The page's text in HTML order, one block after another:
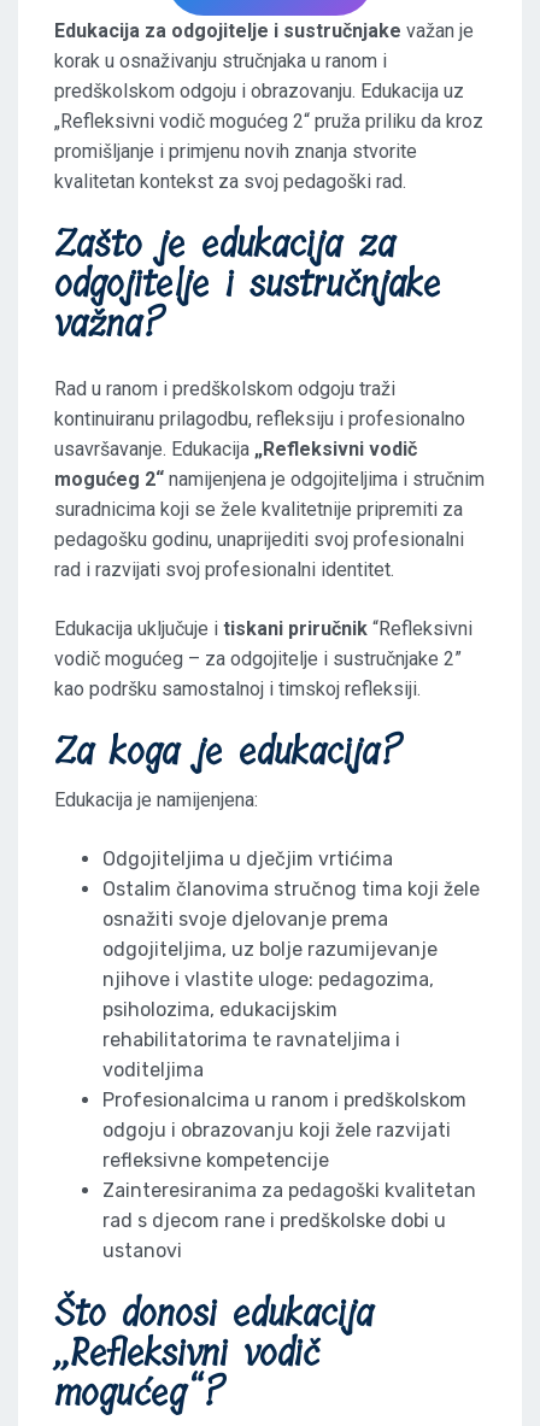
Edukacija za odgojitelje i sustručnjake važan je
korak u osnaživanju stručnjaka u ranom i
predškolskom odgoju i obrazovanju. Edukacija uz
„Refleksivni vodič mogućeg 2“ pruža priliku da kroz
promišljanje i primjenu novih znanja stvorite
kvalitetan kontekst za svoj pedagoški rad.
Zašto je edukacija za
odgojitelje i sustručnjake
važna?
Rad u ranom i predškolskom odgoju traži
kontinuiranu prilagodbu, refleksiju i profesionalno
usavršavanje. Edukacija „Refleksivni vodič
mogućeg 2“ namijenjena je odgojiteljima i stručnim
suradnicima koji se žele kvalitetnije pripremiti za
pedagošku godinu, unaprijediti svoj profesionalni
rad i razvijati svoj profesionalni identitet.
Edukacija uključuje i tiskani priručnik “Refleksivni
vodič mogućeg – za odgojitelje i sustručnjake 2”
kao podršku samostalnoj i timskoj refleksiji.
Za koga je edukacija?
Edukacija je namijenjena:
Odgojiteljima u dječjim vrtićima
Ostalim članovima stručnog tima koji žele
osnažiti svoje djelovanje prema
odgojiteljima, uz bolje razumijevanje
njihove i vlastite uloge: pedagozima,
psiholozima, edukacijskim
rehabilitatorima te ravnateljima i
voditeljima
Profesionalcima u ranom i predškolskom
odgoju i obrazovanju koji žele razvijati
refleksivne kompetencije
Zainteresiranima za pedagoški kvalitetan
rad s djecom rane i predškolske dobi u
ustanovi
Što donosi edukacija
„Refleksivni vodič
mogućeg“?